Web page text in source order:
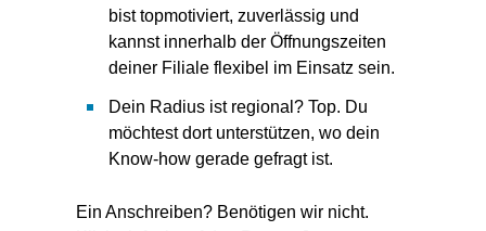
bist topmotiviert, zuverlässig und
kannst innerhalb der Öffnungszeiten
deiner Filiale flexibel im Einsatz sein.
Dein Radius ist regional? Top. Du
möchtest dort unterstützen, wo dein
Know-how gerade gefragt ist.
Ein Anschreiben? Benötigen wir nicht.